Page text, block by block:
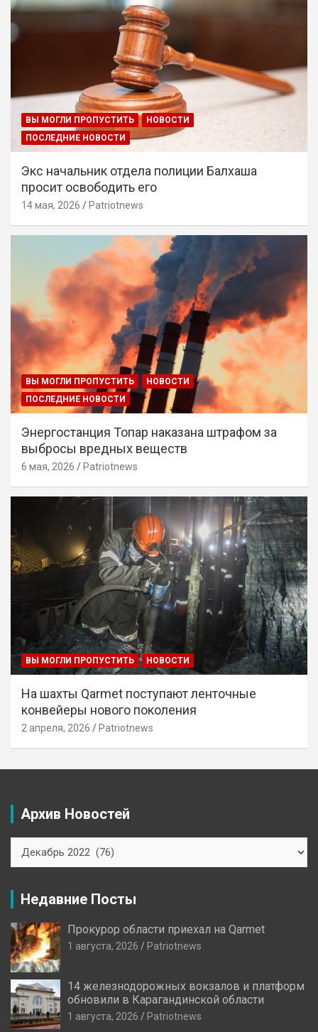
ВЫ МОГЛИ ПРОПУСТИТЬ
НОВОСТИ
ПОСЛЕДНИЕ НОВОСТИ
Экс начальник отдела полиции Балхаша
просит освободить его
14 мая, 2026 Patriotnews
ВЫ МОГЛИ ПРОПУСТИТЬ
НОВОСТИ
ПОСЛЕДНИЕ НОВОСТИ
Энергостанция Топар наказана штрафом за
выбросы вредных веществ
6 мая, 2026 Patriotnews
ВЫ МОГЛИ ПРОПУСТИТЬ НОВОСТИ
На шахты Qarmet поступают ленточные
конвейеры нового поколения
2 апреля, 2026 Patriotnews
Архив Новостей
Новостей
Недавние Посты
Прокурор области приехал на Qarmet
1 августа, 2026 Patriotnews
14 железнодорожных вокзалов и платформ
обновили в Карагандинской области
1 августа, 2026 Patriotnews